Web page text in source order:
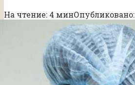
На чтение: 4 минОпубликовано: